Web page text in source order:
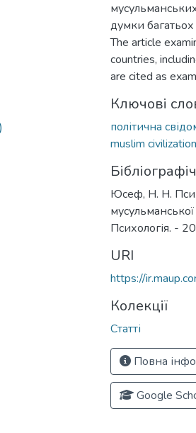
думки
The article
countries,
are cited as
Ключові
політична
muslim civilization
Юсеф, Н. Н.
Психологія. -
URI
https://
Колекції
Статті
Повна
Google